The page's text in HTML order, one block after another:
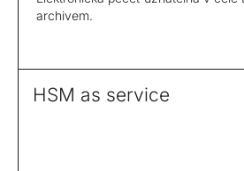
archivem.
HSM as service